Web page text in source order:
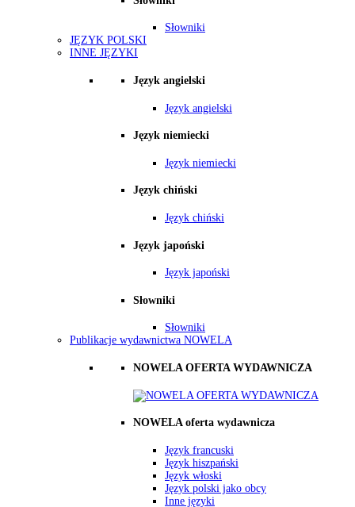
Słowniki
JĘZYK POLSKI
INNE JĘZYKI
Język angielski
Język angielski
Język niemiecki
Język niemiecki
Język chiński
Język chiński
Język japoński
Język japoński
Słowniki
Słowniki
Publikacje wydawnictwa NOWELA
NOWELA OFERTA WYDAWNICZA
NOWELA oferta wydawnicza
Język francuski
Język hiszpański
Język włoski
Język polski jako obcy
Inne języki